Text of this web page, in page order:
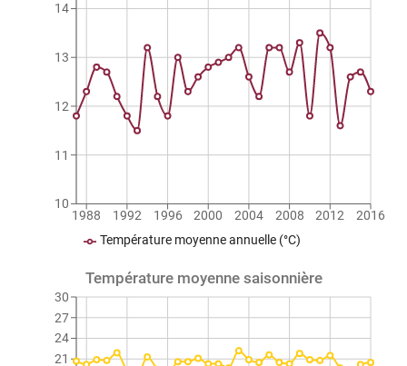
1988 1992 1996 2000 2004 2008 2012 2016
10
11
12
13
14
Température moyenne annuelle (°C)
Température moyenne saisonnière
21
24
27
30